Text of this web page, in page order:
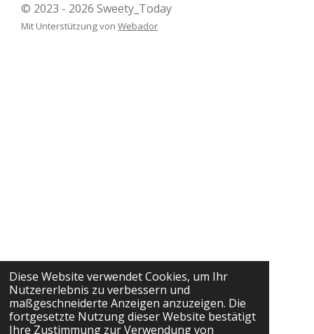
Diese Website verwendet Cookies, um Ihr
Nutzererlebnis zu verbessern und
maßgeschneiderte Anzeigen anzuzeigen. Die
fortgesetzte Nutzung dieser Website bestätigt
Ihre Zustimmung zur Verwendung von
© 2023 - 2026 Sweety_Today
Mit Unterstützung von Webador